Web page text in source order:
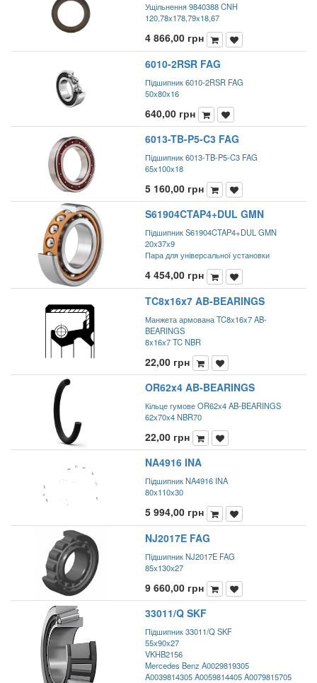
Ущільнення 9840388 CNH
120,78x178,79x18,67
4 866,00 грн
6010-2RSR FAG
Підшипник 6010-2RSR FAG
50x80x16
640,00 грн
6013-TB-P5-C3 FAG
Підшипник 6013-TB-P5-C3 FAG
65x100x18
5 160,00 грн
S61904CTAP4+DUL GMN
Підшипник S61904CTAP4+DUL GMN
20x37x9
Пара для універсальної установки
4 454,00 грн
TC8x16x7 AB-BEARINGS
Манжета армована TC8x16x7 AB-
BEARINGS
8x16x7 TC NBR
22,00 грн
OR62x4 AB-BEARINGS
Кільце гумове OR62x4 AB-BEARINGS
62x70x4 NBR70
22,00 грн
NA4916 INA
Підшипник NA4916 INA
80x110x30
5 994,00 грн
NJ2017E FAG
Підшипник NJ2017E FAG
85x130x27
9 660,00 грн
33011/Q SKF
Підшипник 33011/Q SKF
55x90x27
VKHB2156
Mercedes Benz A0029819305
A0039814305 A0059814405 A0079815705